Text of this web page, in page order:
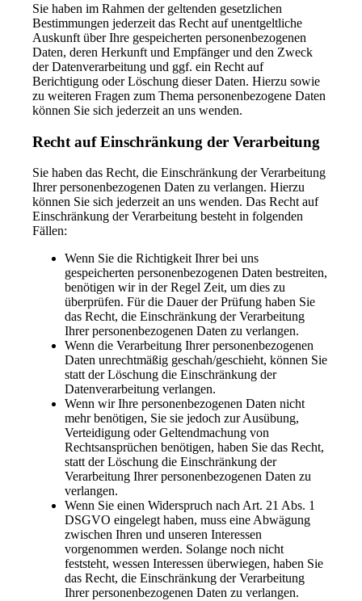
Sie haben im Rahmen der geltenden gesetzlichen
Bestimmungen jederzeit das Recht auf unentgeltliche
Auskunft über Ihre gespeicherten personenbezogenen
Daten, deren Herkunft und Empfänger und den Zweck
der Datenverarbeitung und ggf. ein Recht auf
Berichtigung oder Löschung dieser Daten. Hierzu sowie
zu weiteren Fragen zum Thema personenbezogene Daten
können Sie sich jederzeit an uns wenden.
Recht auf Einschränkung der Verarbeitung
Sie haben das Recht, die Einschränkung der Verarbeitung
Ihrer personenbezogenen Daten zu verlangen. Hierzu
können Sie sich jederzeit an uns wenden. Das Recht auf
Einschränkung der Verarbeitung besteht in folgenden
Fällen:
Wenn Sie die Richtigkeit Ihrer bei uns
gespeicherten personenbezogenen Daten bestreiten,
benötigen wir in der Regel Zeit, um dies zu
überprüfen. Für die Dauer der Prüfung haben Sie
das Recht, die Einschränkung der Verarbeitung
Ihrer personenbezogenen Daten zu verlangen.
Wenn die Verarbeitung Ihrer personenbezogenen
Daten unrechtmäßig geschah/geschieht, können Sie
statt der Löschung die Einschränkung der
Datenverarbeitung verlangen.
Wenn wir Ihre personenbezogenen Daten nicht
mehr benötigen, Sie sie jedoch zur Ausübung,
Verteidigung oder Geltendmachung von
Rechtsansprüchen benötigen, haben Sie das Recht,
statt der Löschung die Einschränkung der
Verarbeitung Ihrer personenbezogenen Daten zu
verlangen.
Wenn Sie einen Widerspruch nach Art. 21 Abs. 1
DSGVO eingelegt haben, muss eine Abwägung
zwischen Ihren und unseren Interessen
vorgenommen werden. Solange noch nicht
feststeht, wessen Interessen überwiegen, haben Sie
das Recht, die Einschränkung der Verarbeitung
Ihrer personenbezogenen Daten zu verlangen.